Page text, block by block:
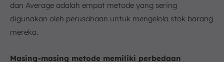
dan Average adalah empat metode yang sering
digunakan oleh perusahaan untuk mengelola stok barang
mereka.
Masing-masing metode memiliki perbedaan